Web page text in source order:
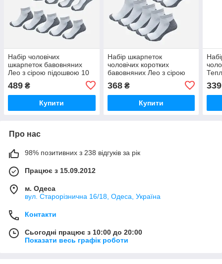
Набір чоловічих
шкарпеток бавовняних
Лео з сірою підошвою 10
489 ₴
Купити
Набір шкарпеток
чоловічих коротких
бавовняних Лео з сірою
Білий/Сірий
368₴
Купити
339
Про нас
98% позитивних з 238 відгуків за рік
Працює з 15.09.2012
м. Одеса
вул. Старорізнична 16/18, Одеса, Україна
Контакти
Сьогодні працює з 10:00 до 20:00
Показати весь графік роботи